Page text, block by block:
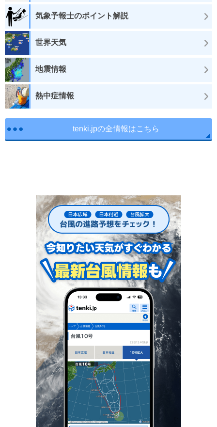
気象予報士のポイント解説
世界天気
地震情報
熱中症情報
tenki.jpの全情報はこちら